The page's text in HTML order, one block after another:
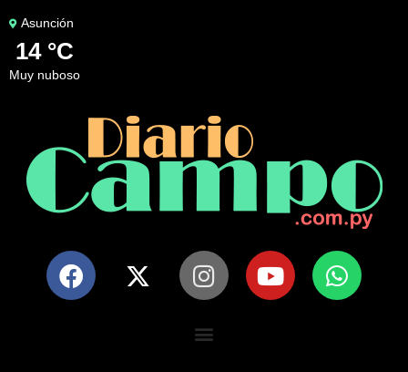
Asunción
14 °C
muy nuboso